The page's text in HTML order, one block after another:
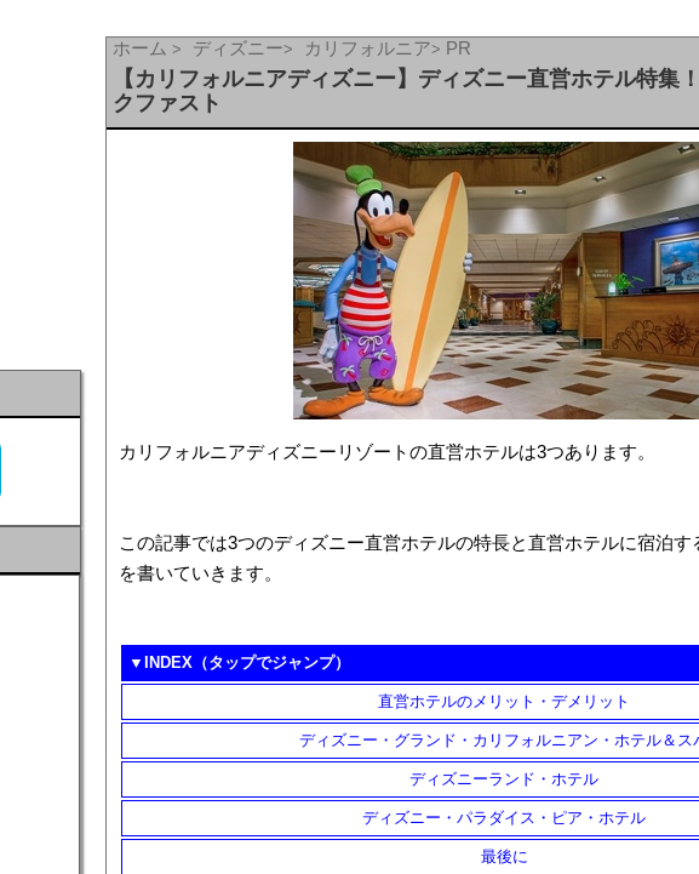
ホーム > ディズニー> カリフォルニア> PR
【カリフォルニアディズニー】ディズニー直営ホテル特集
クファスト
カリフォルニアディズニーリゾートの直営ホテルは3つあります。
この記事では3つのディズニー直営ホテルの特長と直営ホテルに宿泊す
を書いていきます。
▼INDEX（タップでジャンプ）
直営ホテルのメリット・デメリット
ディズニー・グランド・カリフォルニアン・ホテル＆ス
ディズニーランド・ホテル
ディズニー・パラダイス・ピア・ホテル
最後に
a